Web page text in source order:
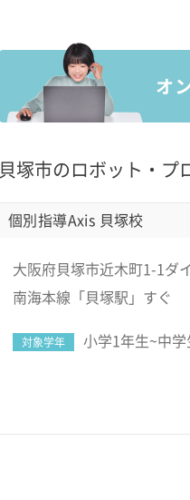
貝塚市のロボット・プ
個別指導Axis 貝塚校
大阪府貝塚市近木町1-1ダ
南海本線「貝塚駅」すぐ
対象学年 小学1年生~中学